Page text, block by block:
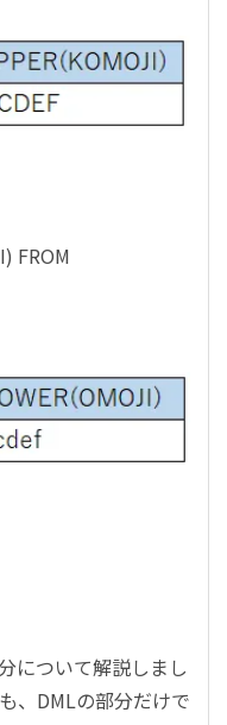
FROM
について解説しまし
、DMLの部分だけで